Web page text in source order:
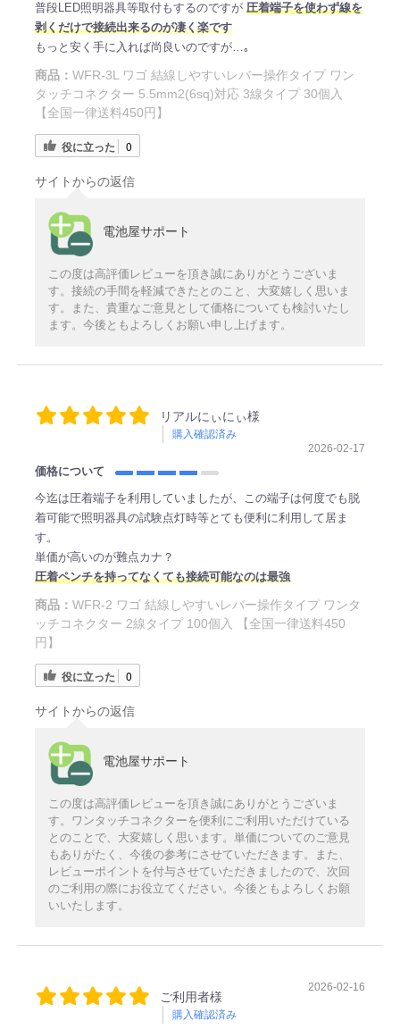
普段LED照明器具等取付もするのですが 圧着端子を使わず線を
剥くだけで接続出来るのが凄く楽です
もっと安く手に入れば尚良いのですが…｡
商品： WFR-3L ワゴ 結線しやすいレバー操作タイプ ワン
タッチコネクター 5.5mm2(6sq)対応 3線タイプ 30個入
【全国一律送料450円】
役に立った 0
サイトからの返信
電池屋サポート
この度は高評価レビューを頂き誠にありがとうございま
す。接続の手間を軽減できたとのこと、大変嬉しく思いま
す。また、貴重なご意見として価格についても検討いたし
ます。今後ともよろしくお願い申し上げます。
リアルにぃにぃ様
購入確認済み
2026-02-17
価格について
今迄は圧着端子を利用していましたが、この端子は何度でも脱
着可能で照明器具の試験点灯時等とても便利に利用して居ま
す。
単価が高いのが難点カナ？
圧着ペンチを持ってなくても接続可能なのは最強
商品： WFR-2 ワゴ 結線しやすいレバー操作タイプ ワンタ
ッチコネクター 2線タイプ 100個入 【全国一律送料450
円】
役に立った 0
サイトからの返信
電池屋サポート
この度は高評価レビューを頂き誠にありがとうございま
す。ワンタッチコネクターを便利にご利用いただけている
とのことで、大変嬉しく思います。単価についてのご意見
もありがたく、今後の参考にさせていただきます。また、
レビューポイントを付与させていただきましたので、次回
のご利用の際にお役立てください。今後ともよろしくお願
いいたします。
ご利用者様
購入確認済み
2026-02-16